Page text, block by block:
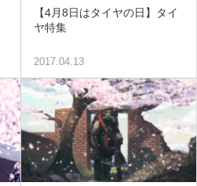
とめ
タイヤ
【4月8日はタイヤの日】タイ
ヤ特集
2017.04.13